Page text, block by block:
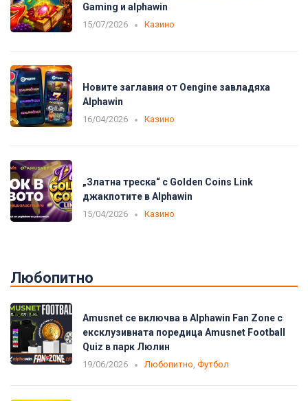
Gaming и alphawin
15/07/2026 Казино
Новите заглавия от Oengine завладяха
Alphawin
16/04/2026 Казино
„Златна треска“ с Golden Coins Link
джакпотите в Alphawin
15/04/2026 Казино
Любопитно
Amusnet се включва в Alphawin Fan Zone с
ексклузивната поредица Amusnet Football
Quiz в парк Люлин
19/06/2026 Любопитно Футбол